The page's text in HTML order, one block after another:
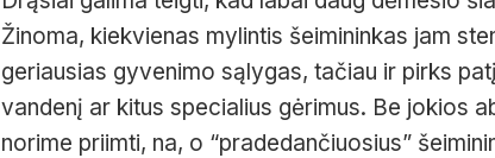
Žinoma, kiekvienas mylintis šeimininkas jam
geriausias gyvenimo sąlygas, tačiau ir pirks
vandenį ar kitus specialius gėrimus. Be jokios
norime priimti, na, o “pradedančiuosius”